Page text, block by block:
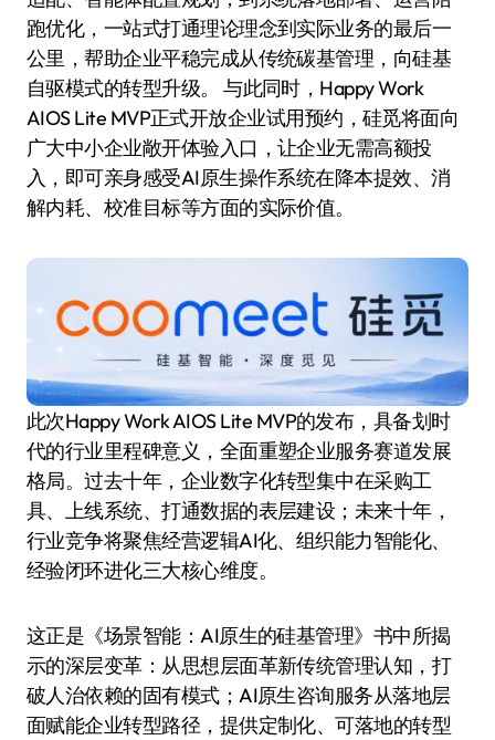
跑优化，一站式打通理论理念到实际业务的最后一
公里，帮助企业平稳完成从传统碳基管理，向硅基
自驱模式的转型升级。 与此同时，Happy Work
AIOS Lite MVP正式开放企业试用预约，硅觅将面向
广大中小企业敞开体验入口，让企业无需高额投
入，即可亲身感受AI原生操作系统在降本提效、消
解内耗、校准目标等方面的实际价值。
此次Happy Work AIOS Lite MVP的发布，具备划时
代的行业里程碑意义，全面重塑企业服务赛道发展
格局。过去十年，企业数字化转型集中在采购工
具、上线系统、打通数据的表层建设；未来十年，
行业竞争将聚焦经营逻辑AI化、组织能力智能化、
经验闭环进化三大核心维度。
这正是《场景智能：AI原生的硅基管理》书中所揭
示的深层变革：从思想层面革新传统管理认知，打
破人治依赖的固有模式；AI原生咨询服务从落地层
面赋能企业转型路径，提供定制化、可落地的转型